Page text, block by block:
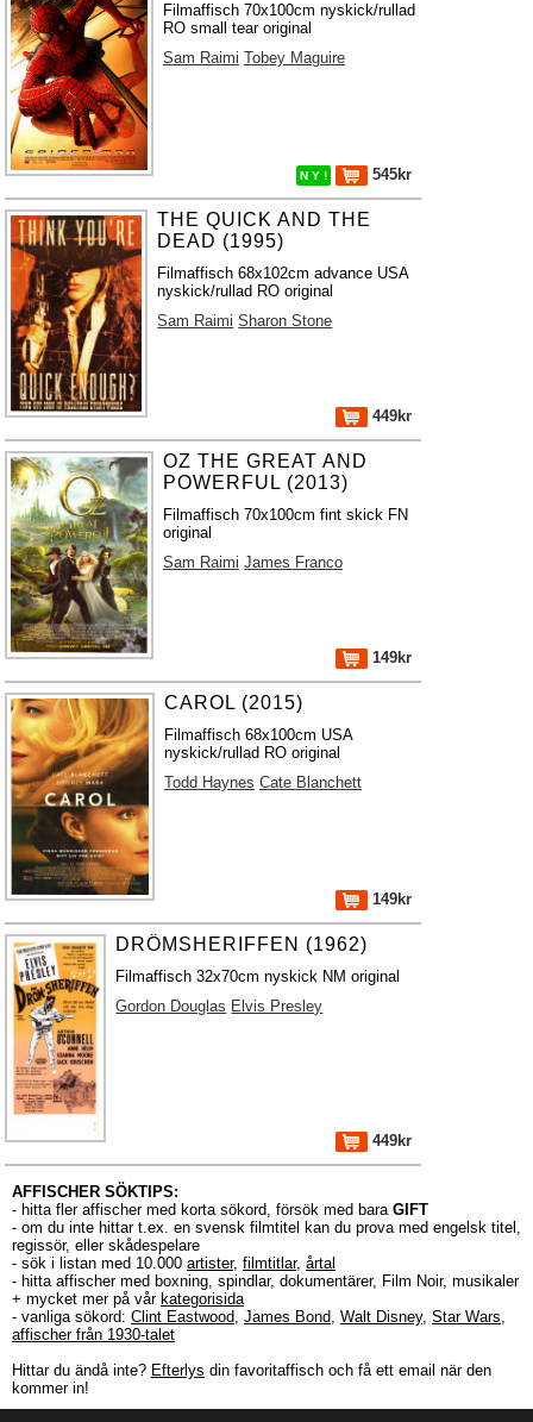
Filmaffisch 70x100cm nyskick/rullad
RO small tear original
Sam Raimi Tobey Maguire
N Y ! 545kr
THE QUICK AND THE
DEAD (1995)
Filmaffisch 68x102cm advance USA
nyskick/rullad RO original
Sam Raimi Sharon Stone
449kr
OZ THE GREAT AND
POWERFUL (2013)
Filmaffisch 70x100cm fint skick FN
original
Sam Raimi James Franco
149kr
CAROL (2015)
Filmaffisch 68x100cm USA
nyskick/rullad RO original
Todd Haynes Cate Blanchett
149kr
DRÖMSHERIFFEN (1962)
Filmaffisch 32x70cm nyskick NM original
Gordon Douglas Elvis Presley
449kr
AFFISCHER SÖKTIPS:
- hitta fler affischer med korta sökord, försök med bara GIFT
- om du inte hittar t.ex. en svensk filmtitel kan du prova med engelsk titel,
regissör, eller skådespelare
- sök i listan med 10.000 artister, filmtitlar, årtal
- hitta affischer med boxning, spindlar, dokumentärer, Film Noir, musikaler
+ mycket mer på vår kategorisida
- vanliga sökord: Clint Eastwood, James Bond, Walt Disney, Star Wars,
affischer från 1930-talet
Hittar du ändå inte? Efterlys din favoritaffisch och få ett email när den
kommer in!